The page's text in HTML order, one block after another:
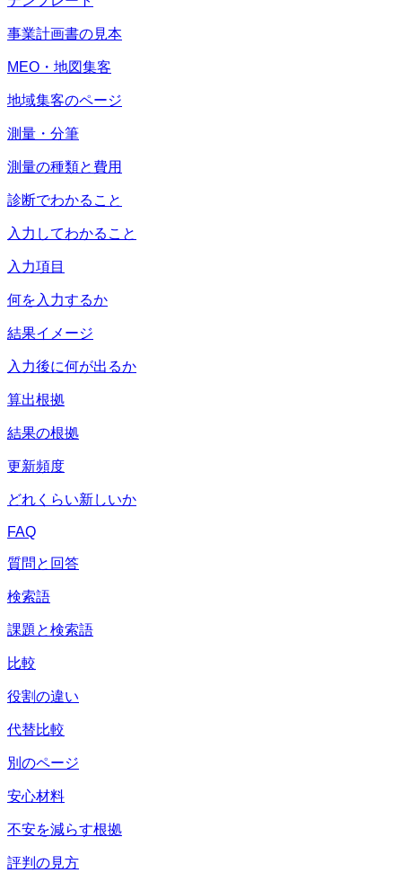
事業計画書の見本
MEO・地図集客
地域集客のページ
測量・分筆
測量の種類と費用
診断でわかること
入力してわかること
入力項目
何を入力するか
結果イメージ
入力後に何が出るか
算出根拠
結果の根拠
更新頻度
どれくらい新しいか
FAQ
質問と回答
検索語
課題と検索語
比較
役割の違い
代替比較
別のページ
安心材料
不安を減らす根拠
評判の見方